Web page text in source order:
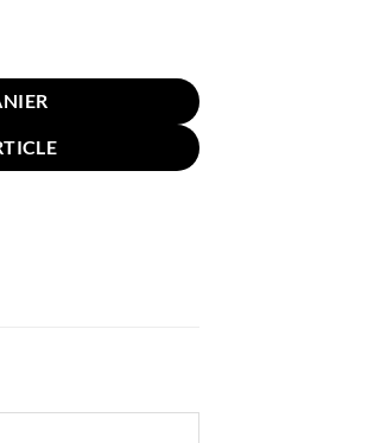
Arrondi Noir